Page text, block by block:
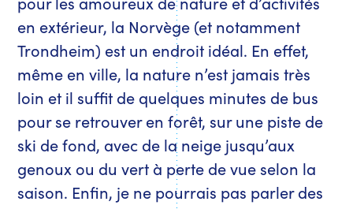
en extérieur, la Norvège (et notamment
Trondheim) est un endroit idéal. En effet,
même en ville, la nature n’est jamais très
loin et il suffit de quelques minutes de bus
pour se retrouver en forêt, sur une piste de
ski de fond, avec de la neige jusqu’aux
genoux ou du vert à perte de vue selon la
saison. Enfin, je ne pourrais pas parler des